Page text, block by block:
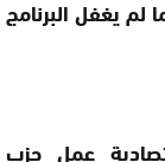
يغفل البرنامج
عمل حزب